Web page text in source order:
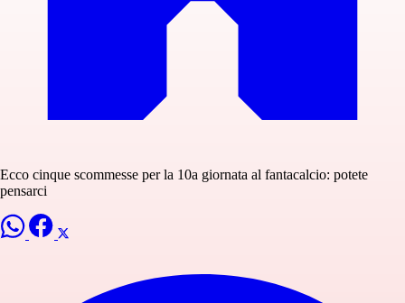
Ecco cinque scommesse per la 10a giornata al fantacalcio: potete
pensarci